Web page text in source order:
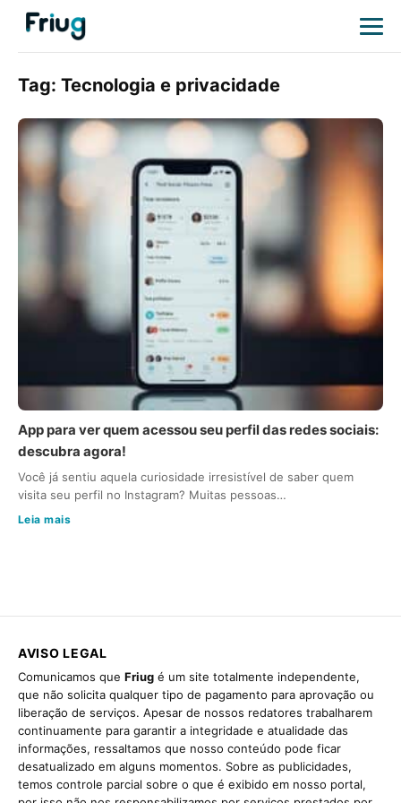
Tag: Tecnologia e privacidade
App para ver quem acessou seu perfil das redes sociais:
descubra agora!
Você já sentiu aquela curiosidade irresistível de saber quem
visita seu perfil no Instagram? Muitas pessoas…
Leia mais
AVISO LEGAL
Comunicamos que Friug é um site totalmente independente,
que não solicita qualquer tipo de pagamento para aprovação ou
liberação de serviços. Apesar de nossos redatores trabalharem
continuamente para garantir a integridade e atualidade das
informações, ressaltamos que nosso conteúdo pode ficar
desatualizado em alguns momentos. Sobre as publicidades,
temos controle parcial sobre o que é exibido em nosso portal,